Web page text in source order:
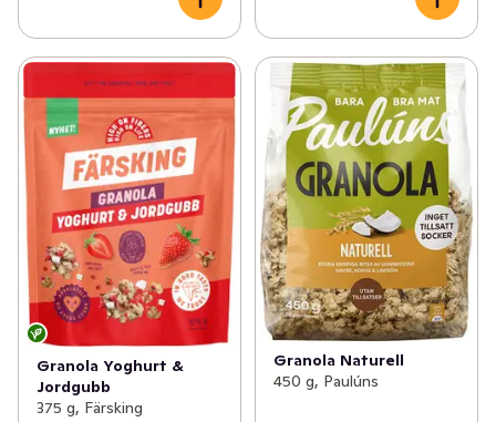
Granola Yoghurt &
Jordgubb
375 g, Färsking
Granola Naturell
450 g, Paulúns